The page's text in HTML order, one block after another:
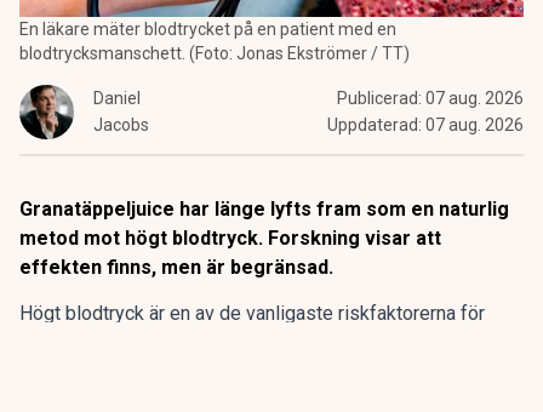
En läkare mäter blodtrycket på en patient med en
blodtrycksmanschett. (Foto: Jonas Ekströmer / TT)
Daniel
Jacobs
Publicerad: 07 aug. 2026
Uppdaterad: 07 aug. 2026
Granatäppeljuice har länge lyfts fram som en naturlig
metod mot högt blodtryck. Forskning visar att
effekten finns, men är begränsad.
Högt blodtryck är en av de vanligaste riskfaktorerna för